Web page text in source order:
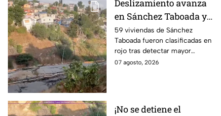
Deslizamiento avanza
en Sánchez Taboada y
pone en riesgo a 59
viviendas; familias se
niegan a abandonar
sus hogares ⚠️
59 viviendas de Sánchez
Taboada fueron clasificadas en
rojo tras detectar mayor
avance de grietas y riesgo por
07 agosto, 2026
¡No se detiene el